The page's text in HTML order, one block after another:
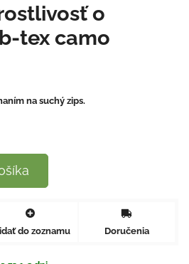
o
tex camo
na suchý zips.
do zoznamu Doručenia